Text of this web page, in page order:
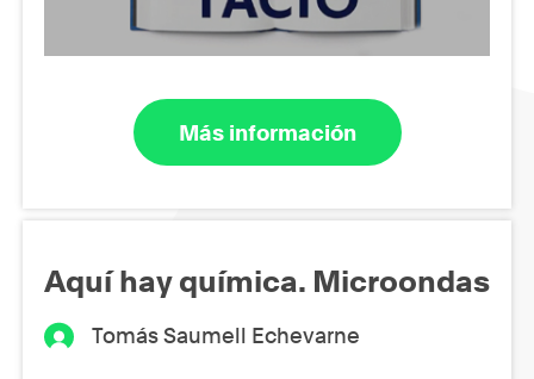
Más información
Aquí hay química. Microondas
Tomás Saumell Echevarne